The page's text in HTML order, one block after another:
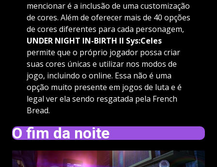
mencionar é a inclusão de uma customização
de cores. Além de oferecer mais de 40 opções
de cores diferentes para cada personagem,
UNDER NIGHT IN-BIRTH II Sys:Celes
permite que o próprio jogador possa criar
suas cores únicas e utilizar nos modos de
jogo, incluindo o online. Essa não é uma
opção muito presente em jogos de luta e é
legal ver ela sendo resgatada pela French
Bread.
O fim da noite